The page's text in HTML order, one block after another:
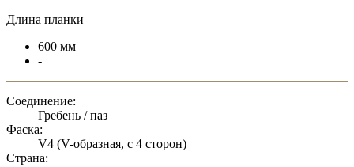
Длина планки
600 мм
-
Соединение:
Гребень / паз
Фаска:
V4 (V-образная, с 4 сторон)
Страна: